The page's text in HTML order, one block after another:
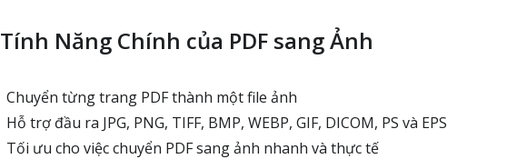
Tính Năng Chính của PDF sang Ảnh
Chuyển từng trang PDF thành một file ảnh
Hỗ trợ đầu ra JPG, PNG, TIFF, BMP, WEBP, GIF, DICOM, PS và EPS
Tối ưu cho việc chuyển PDF sang ảnh nhanh và thực tế